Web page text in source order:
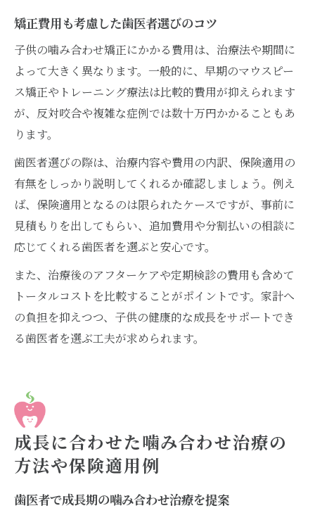
矯正費用も考慮した歯医者選びのコツ
子供の噛み合わせ矯正にかかる費用は、治療法や期間に
よって大きく異なります。一般的に、早期のマウスピー
ス矯正やトレーニング療法は比較的費用が抑えられます
が、反対咬合や複雑な症例では数十万円かかることもあ
ります。
歯医者選びの際は、治療内容や費用の内訳、保険適用の
有無をしっかり説明してくれるか確認しましょう。例え
ば、保険適用となるのは限られたケースですが、事前に
見積もりを出してもらい、追加費用や分割払いの相談に
応じてくれる歯医者を選ぶと安心です。
また、治療後のアフターケアや定期検診の費用も含めて
トータルコストを比較することがポイントです。家計へ
の負担を抑えつつ、子供の健康的な成長をサポートでき
る歯医者を選ぶ工夫が求められます。
成長に合わせた噛み合わせ治療の
方法や保険適用例
歯医者で成長期の噛み合わせ治療を提案